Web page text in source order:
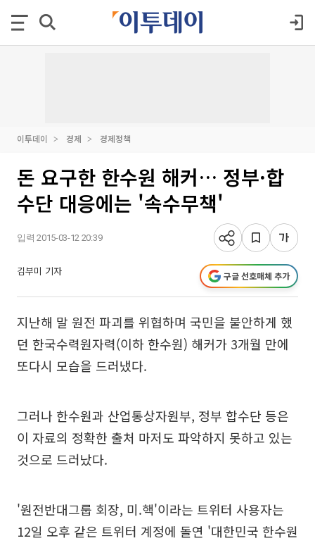
이투데이 경제 경제정책
돈 요구한 한수원 해커… 정부·합
수단 대응에는 '속수무책'
입력 2015-03-12 20:39
김부미 기자 구글 선호매체 추가
지난해 말 원전 파괴를 위협하며 국민을 불안하게 했
던 한국수력원자력(이하 한수원) 해커가 3개월 만에
또다시 모습을 드러냈다.
그러나 한수원과 산업통상자원부, 정부 합수단 등은
이 자료의 정확한 출처 마저도 파악하지 못하고 있는
것으로 드러났다.
'원전반대그룹 회장, 미.핵'이라는 트위터 사용자는
12일 오후 같은 트위터 계정에 돌연 '대한민국 한수원